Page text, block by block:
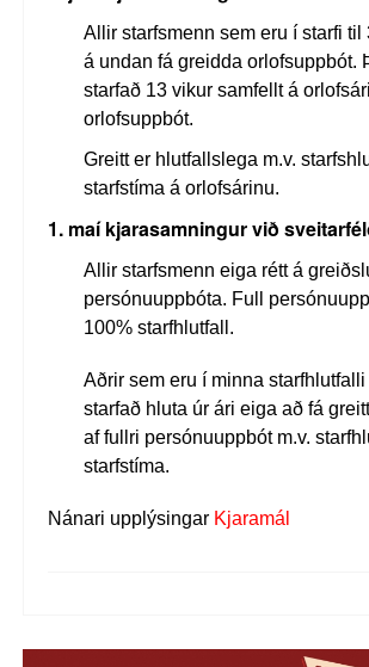
Allir starfsmenn sem eru í starfi
á undan fá greidda orlofsuppbót.
starfað 13 vikur samfellt á
orlofsuppbót.
Greitt er hlutfallslega m.v.
starfstíma á orlofsárinu.
1. maí kjarasamningur við
Allir starfsmenn eiga rétt á
persónuuppbóta. Full
100% starfhlutfall.
Aðrir sem eru í minna
starfað hluta úr ári eiga að fá
af fullri persónuuppbót m.v.
starfstíma.
Nánari upplýsingar Kjaramál